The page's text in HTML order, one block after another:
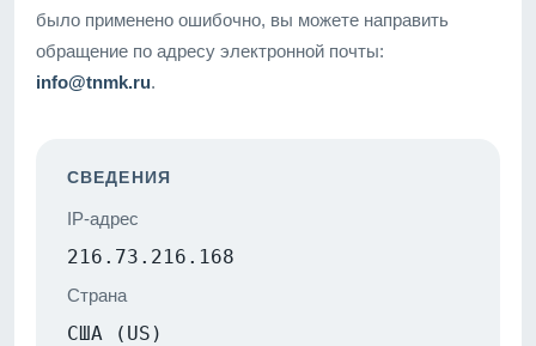
было применено ошибочно, вы можете направить
обращение по адресу электронной почты:
info@tnmk.ru.
СВЕДЕНИЯ
IP-адрес
216.73.216.168
Страна
США (US)